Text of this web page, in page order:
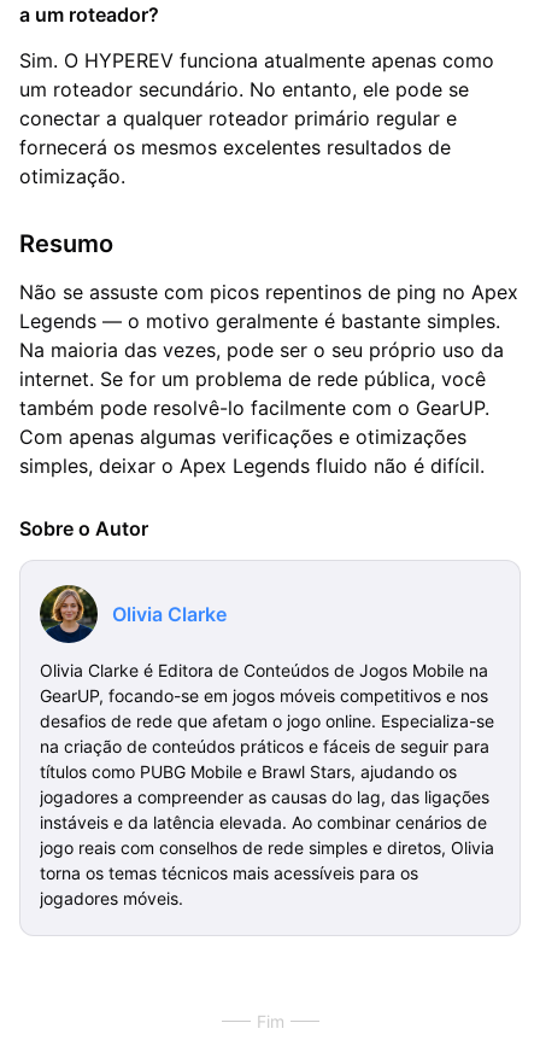
a um roteador?
Sim. O HYPEREV funciona atualmente apenas como
um roteador secundário. No entanto, ele pode se
conectar a qualquer roteador primário regular e
fornecerá os mesmos excelentes resultados de
otimização.
Resumo
Não se assuste com picos repentinos de ping no Apex
Legends — o motivo geralmente é bastante simples.
Na maioria das vezes, pode ser o seu próprio uso da
internet. Se for um problema de rede pública, você
também pode resolvê-lo facilmente com o GearUP.
Com apenas algumas verificações e otimizações
simples, deixar o Apex Legends fluido não é difícil.
Sobre o Autor
Olivia Clarke
Olivia Clarke é Editora de Conteúdos de Jogos Mobile na
GearUP, focando-se em jogos móveis competitivos e nos
desafios de rede que afetam o jogo online. Especializa-se
na criação de conteúdos práticos e fáceis de seguir para
títulos como PUBG Mobile e Brawl Stars, ajudando os
jogadores a compreender as causas do lag, das ligações
instáveis e da latência elevada. Ao combinar cenários de
jogo reais com conselhos de rede simples e diretos, Olivia
torna os temas técnicos mais acessíveis para os
jogadores móveis.
Fim